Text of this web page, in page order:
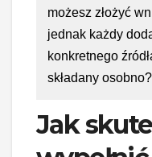
możesz złożyć
jednak każdy
konkretnego
składany osobno?
Jak